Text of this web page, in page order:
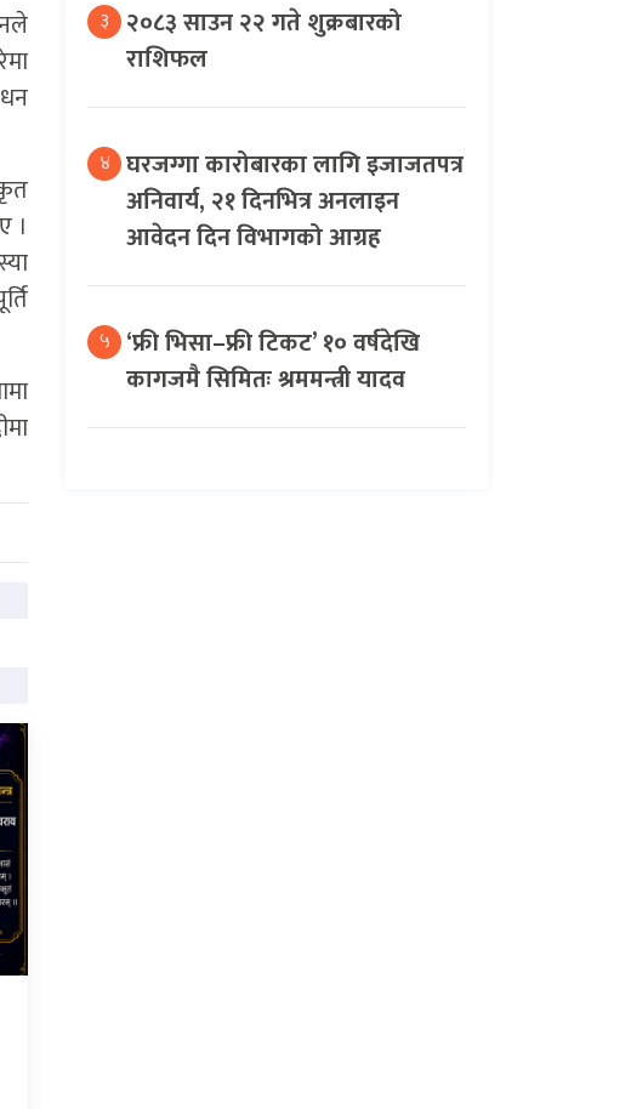
।
३ २०८३ साउन २२ गते शुक्रबारको
राशिफल
४ घरजग्गा कारोबारका लागि इजाजतपत्र
अनिवार्य, २१ दिनभित्र अनलाइन
आवेदन दिन विभागको आग्रह
५ ‘फ्री भिसा–फ्री टिकट’ १० वर्षदेखि
कागजमै सिमितः श्रममन्त्री यादव